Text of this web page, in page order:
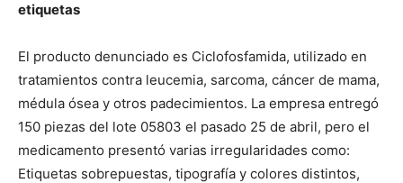
etiquetas
El producto denunciado es Ciclofosfamida, utilizado en
tratamientos contra leucemia, sarcoma, cáncer de mama,
médula ósea y otros padecimientos. La empresa entregó
150 piezas del lote 05803 el pasado 25 de abril, pero el
medicamento presentó varias irregularidades como:
Etiquetas sobrepuestas, tipografía y colores distintos,